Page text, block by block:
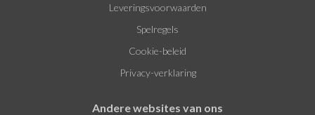
Leveringsvoorwaarden
Spelregels
Cookie-beleid
Privacy-verklaring
Andere websites van ons